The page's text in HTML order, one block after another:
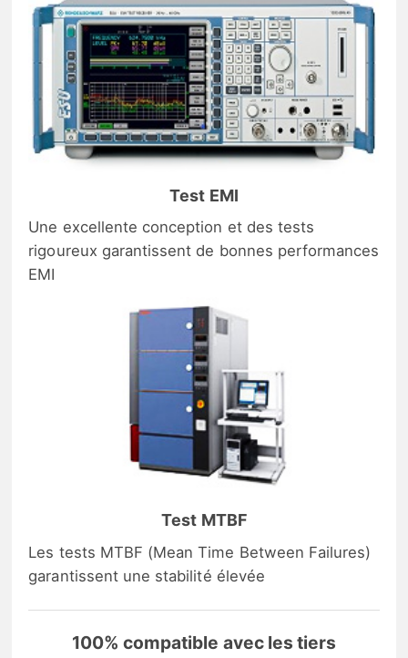
Test EMI
Une excellente conception et des tests
rigoureux garantissent de bonnes performances
EMI
Test MTBF
Les tests MTBF (Mean Time Between Failures)
garantissent une stabilité élevée
100% compatible avec les tiers